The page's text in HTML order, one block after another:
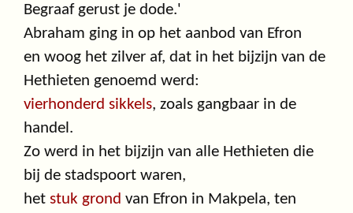
Begraaf gerust je dode.'
Abraham ging in op het aanbod van Efron
en woog het zilver af, dat in het bijzijn van de
Hethieten genoemd werd:
vierhonderd sikkels, zoals gangbaar in de
handel.
Zo werd in het bijzijn van alle Hethieten die
bij de stadspoort waren,
het stuk grond van Efron in Makpela, ten